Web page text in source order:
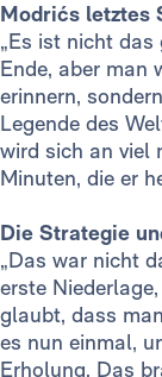
Modrićs letztes
„Es ist nicht das
Ende, aber man
erinnern,
Legende des
wird sich an viel
Minuten, die er
Die Strategie
„Das war nicht
erste
glaubt, dass
es nun einmal,
Erholung. Das